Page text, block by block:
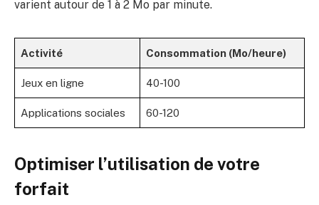
varient autour de 1 à 2 Mo par minute.
Activité Consommation (Mo/heure)
Jeux en ligne 40-100
Applications sociales 60-120
Optimiser l’utilisation de votre
forfait